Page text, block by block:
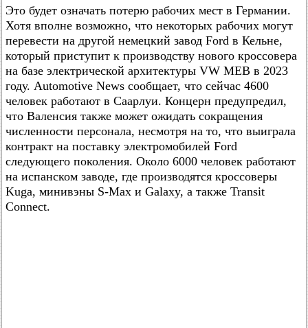
Это будет означать потерю рабочих мест в Германии.
Хотя вполне возможно, что некоторых рабочих могут
перевести на другой немецкий завод Ford в Кельне,
который приступит к производству нового кроссовера
на базе электрической архитектуры VW MEB в 2023
году. Automotive News сообщает, что сейчас 4600
человек работают в Саарлуи. Концерн предупредил,
что Валенсия также может ожидать сокращения
численности персонала, несмотря на то, что выиграла
контракт на поставку электромобилей Ford
следующего поколения. Около 6000 человек работают
на испанском заводе, где производятся кроссоверы
Kuga, минивэны S-Max и Galaxy, а также Transit
Connect.